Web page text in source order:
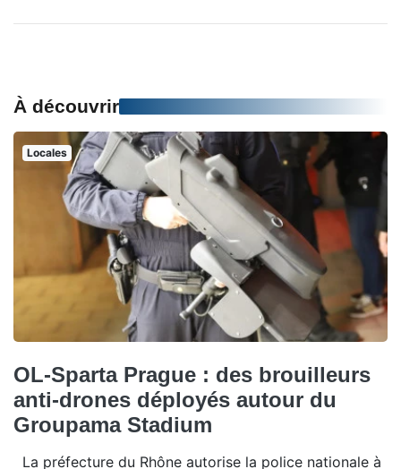
À découvrir
Locales
OL-Sparta Prague : des brouilleurs
anti-drones déployés autour du
Groupama Stadium
La préfecture du Rhône autorise la police nationale à